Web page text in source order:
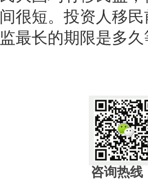
很短。投资人移
最长的期限是多
咨询热线